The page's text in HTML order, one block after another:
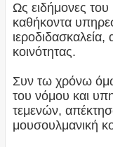
Ως ειδήμονες
καθήκοντα
κοινότητας.
Συν τω χρόνω
του νόμου και
τεμενών,
μουσουλμανική